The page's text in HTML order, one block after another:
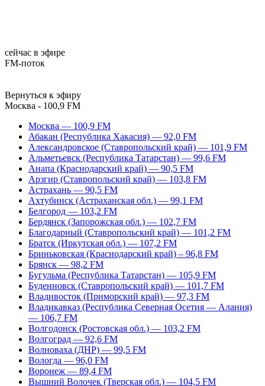
сейчас в эфире
FM-поток
Вернуться к эфиру
Москва - 100,9 FM
Москва — 100,9 FM
Абакан (Республика Хакасия) — 92,0 FM
Александровское (Ставропольский край) — 101,9 FM
Альметьевск (Республика Татарстан) — 99,6 FM
Анапа (Краснодарский край) — 90,5 FM
Арзгир (Ставропольский край) — 103,8 FM
Астрахань — 90,5 FM
Ахтубинск (Астраханская обл.) — 99,1 FM
Белгород — 103,2 FM
Бердянск (Запорожская обл.) — 102,7 FM
Благодарный (Ставропольский край) — 101,2 FM
Братск (Иркутская обл.) — 107,2 FM
Бриньковская (Краснодарский край) – 96,8 FM
Брянск — 98,2 FM
Бугульма (Республика Татарстан) — 105,9 FM
Буденновск (Ставропольский край) — 101,7 FM
Владивосток (Приморский край) — 97,3 FM
Владикавказ (Республика Северная Осетия — Алания)
— 106,7 FM
Волгодонск (Ростовская обл.) — 103,2 FM
Волгоград — 92,6 FM
Волноваха (ДНР) — 99,5 FM
Вологда — 96,0 FM
Воронеж — 89,4 FM
Вышний Волочек (Тверская обл.) — 104,5 FM